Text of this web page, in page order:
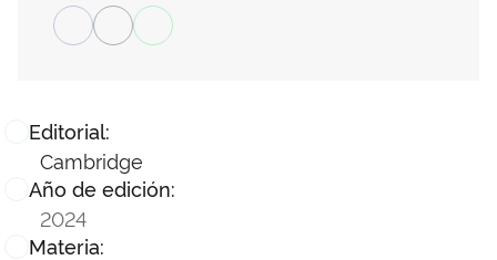
Editorial:
Cambridge
Año de edición:
2024
Materia: